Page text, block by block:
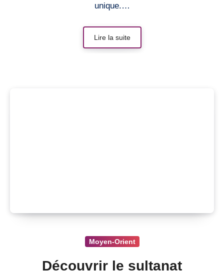
unique.…
Lire la suite
Moyen-Orient
Découvrir le sultanat